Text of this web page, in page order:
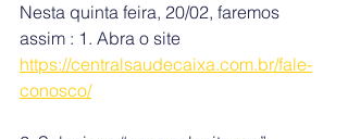
Nesta quinta feira, 20/02, faremos
assim : 1. Abra o site
https://centralsaudecaixa.com.br/fale-
conosco/